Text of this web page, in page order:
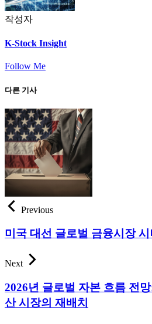
작성자
K-Stock Insight
Follow Me
다른 기사
Previous
미국 대선 글로벌 금융시장 시
Next
2026년 글로벌 자본 흐름 전
산 시장의 재배치